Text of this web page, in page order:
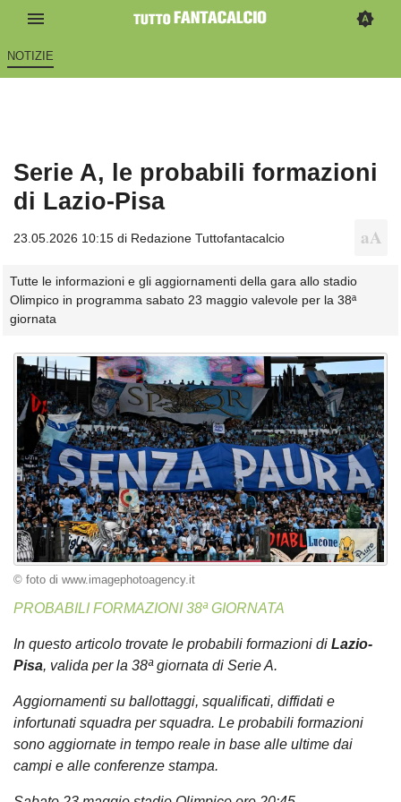
NOTIZIE
Serie A, le probabili formazioni
di Lazio-Pisa
23.05.2026 10:15 di Redazione Tuttofantacalcio
Tutte le informazioni e gli aggiornamenti della gara allo stadio
Olimpico in programma sabato 23 maggio valevole per la 38ª
giornata
© foto di www.imagephotoagency.it
PROBABILI FORMAZIONI 38ª GIORNATA
In questo articolo trovate le probabili formazioni di Lazio-
Pisa, valida per la 38ª giornata di Serie A.
Aggiornamenti su ballottaggi, squalificati, diffidati e
infortunati squadra per squadra. Le probabili formazioni
sono aggiornate in tempo reale in base alle ultime dai
campi e alle conferenze stampa.